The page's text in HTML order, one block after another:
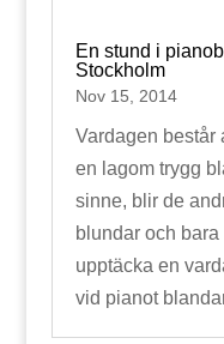
En stund i
Stockholm
Nov 15, 2014
Vardagen består
en lagom trygg
sinne, blir de
blundar och
upptäcka en
vid pianot